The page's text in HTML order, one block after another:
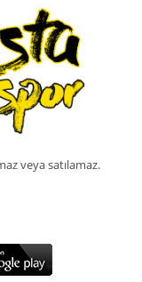
veya satılamaz.